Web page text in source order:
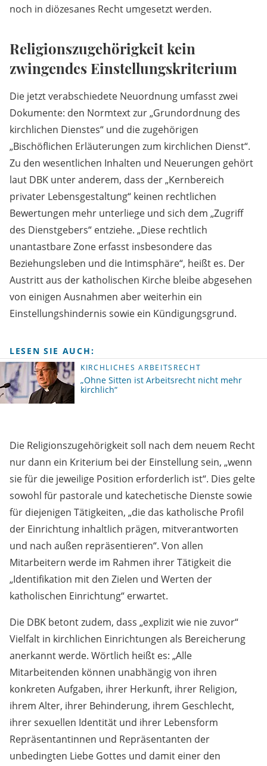
noch in diözesanes Recht umgesetzt werden.
Religionszugehörigkeit kein
zwingendes Einstellungskriterium
Die jetzt verabschiedete Neuordnung umfasst zwei
Dokumente: den Normtext zur „Grundordnung des
kirchlichen Dienstes“ und die zugehörigen
„Bischöflichen Erläuterungen zum kirchlichen Dienst“.
Zu den wesentlichen Inhalten und Neuerungen gehört
laut DBK unter anderem, dass der „Kernbereich
privater Lebensgestaltung“ keinen rechtlichen
Bewertungen mehr unterliege und sich dem „Zugriff
des Dienstgebers“ entziehe. „Diese rechtlich
unantastbare Zone erfasst insbesondere das
Beziehungsleben und die Intimsphäre“, heißt es. Der
Austritt aus der katholischen Kirche bleibe abgesehen
von einigen Ausnahmen aber weiterhin ein
Einstellungshindernis sowie ein Kündigungsgrund.
LESEN SIE AUCH:
KIRCHLICHES ARBEITSRECHT
„Ohne Sitten ist Arbeitsrecht nicht mehr
kirchlich“
Die Religionszugehörigkeit soll nach dem neuem Recht
nur dann ein Kriterium bei der Einstellung sein, „wenn
sie für die jeweilige Position erforderlich ist“. Dies gelte
sowohl für pastorale und katechetische Dienste sowie
für diejenigen Tätigkeiten, „die das katholische Profil
der Einrichtung inhaltlich prägen, mitverantworten
und nach außen repräsentieren“. Von allen
Mitarbeitern werde im Rahmen ihrer Tätigkeit die
„Identifikation mit den Zielen und Werten der
katholischen Einrichtung“ erwartet.
Die DBK betont zudem, dass „explizit wie nie zuvor“
Vielfalt in kirchlichen Einrichtungen als Bereicherung
anerkannt werde. Wörtlich heißt es: „Alle
Mitarbeitenden können unabhängig von ihren
konkreten Aufgaben, ihrer Herkunft, ihrer Religion,
ihrem Alter, ihrer Behinderung, ihrem Geschlecht,
ihrer sexuellen Identität und ihrer Lebensform
Repräsentantinnen und Repräsentanten der
unbedingten Liebe Gottes und damit einer den